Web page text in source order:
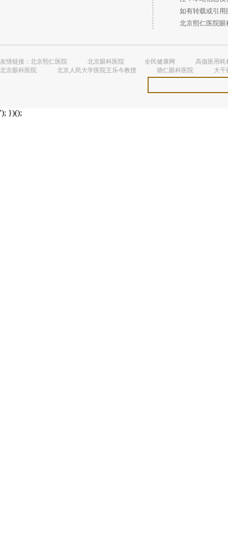
如有转载或引用
北京熙仁医院眼
友情链接： 北京熙仁医院 北京眼科医院 全民健康网
高值医用耗
北京眼科医院
北京人民大学医院王乐今教授 德仁眼科医院 大千
'); })();